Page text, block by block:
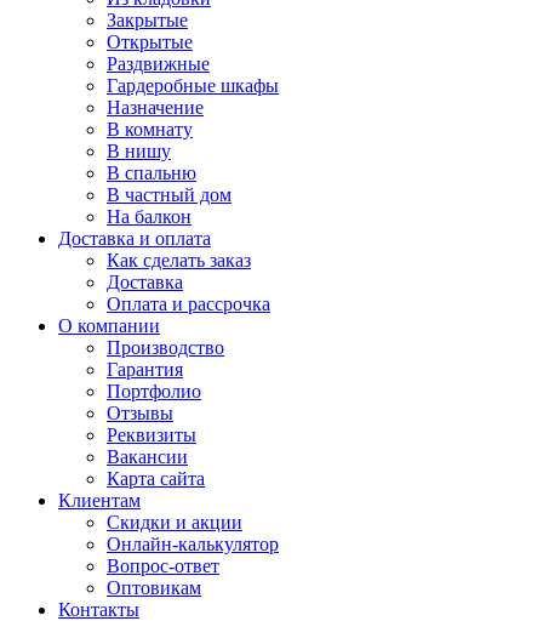
Закрытые
Открытые
Раздвижные
Гардеробные шкафы
Назначение
В комнату
В нишу
В спальню
В частный дом
На балкон
Доставка и оплата
Как сделать заказ
Доставка
Оплата и рассрочка
О компании
Производство
Гарантия
Портфолио
Отзывы
Реквизиты
Вакансии
Карта сайта
Клиентам
Скидки и акции
Онлайн-калькулятор
Вопрос-ответ
Оптовикам
Контакты